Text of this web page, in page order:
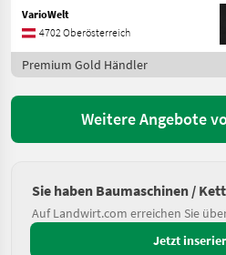
VarioWelt
4702 Oberösterreich
Premium Gold Händler
Weitere Angebote
Sie haben Baumaschinen /
Auf Landwirt.com erreichen Sie
Jetzt